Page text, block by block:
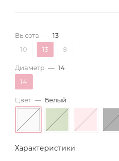
Высота — 13
10
13 8
Диаметр — 14
14
Цвет — Белый
Характеристики